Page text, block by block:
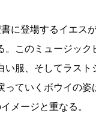
に登場するイエス
。このミュージック
い服、そしてラスト
っていくボウイの姿
メージと重なる。